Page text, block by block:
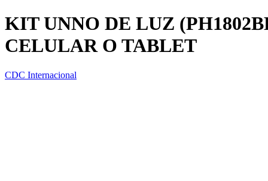
KIT UNNO DE LUZ
CELULAR O TABLET
CDC Internacional